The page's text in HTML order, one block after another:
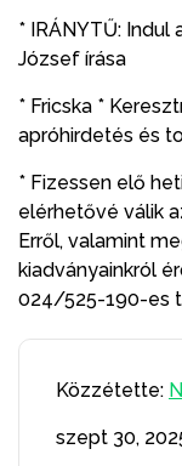
* IRÁNYTŰ:
József írása
* Fricska *
apróhirdetés és
* Fizessen elő
elérhetővé válik
Erről, valamint
kiadványainkról
024/525-190-es
Közzétette:
szept 30,